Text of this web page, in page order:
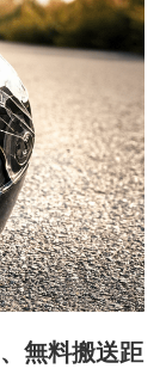
に基づく場
て個人情報
がありま
のとおり個
無料搬送距